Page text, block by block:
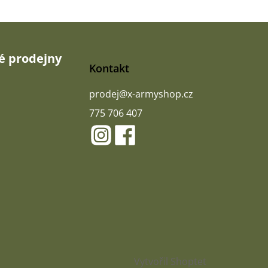
prodejny
Kontakt
prodej@x-armyshop.cz
775 706 407
Vytvořil Shoptet